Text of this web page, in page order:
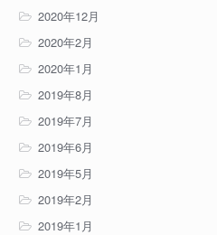
2020年12月
2020年2月
2020年1月
2019年8月
2019年7月
2019年6月
2019年5月
2019年2月
2019年1月